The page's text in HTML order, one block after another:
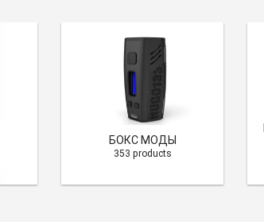
БОКС МОДЫ
353 products